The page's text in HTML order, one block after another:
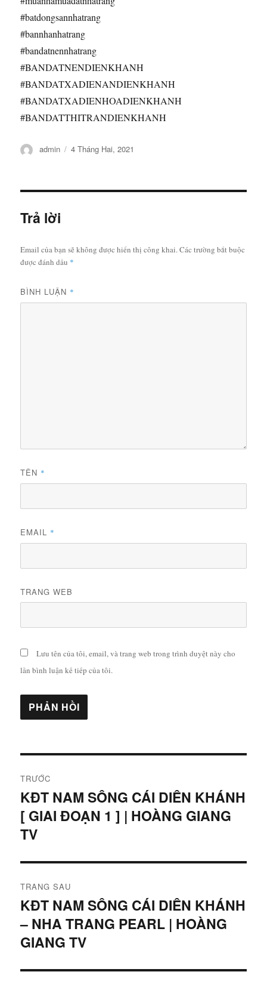
#batdongsannhatrang
#bannhanhatrang
#bandatnennhatrang
#BANDATNENDIENKHANH
#BANDATXADIENANDIENKHANH
#BANDATXADIENHOADIENKHANH
#BANDATTHITRANDIENKHANH
Tác
admin
Đăng
4 Tháng Hai, 2021
Trả lời
Email của bạn sẽ không được hiển thị công khai. Các trường bắt buộc
được đánh dấu *
BÌNH LUẬN *
TÊN *
EMAIL *
TRANG WEB
Lưu tên của tôi, email, và trang web trong trình duyệt này cho
lần bình luận kế tiếp của tôi.
hướng
bài
viết
TRƯỚC
Bài
viết
trước:
KĐT NAM SÔNG CÁI DIÊN KHÁNH
[ GIAI ĐOẠN 1 ] | HOÀNG GIANG
TV
TRANG SAU
Bài
tiếp
theo:
KĐT NAM SÔNG CÁI DIÊN KHÁNH
– NHA TRANG PEARL | HOÀNG
GIANG TV